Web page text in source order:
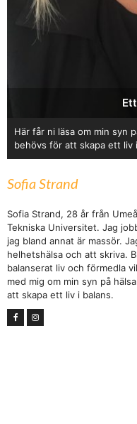
Här får ni läsa om min syn
behövs för att skapa ett liv
Sofia Strand
Sofia Strand, 28 år från
Tekniska Universitet. Jag
jag bland annat är massör.
helhetshälsa och att skriva.
balanserat liv och förmedla
med mig om min syn på
att skapa ett liv i balans.